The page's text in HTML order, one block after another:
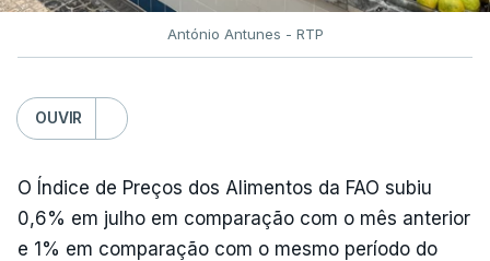
António Antunes - RTP
OUVIR
O Índice de Preços dos Alimentos da FAO subiu
0,6% em julho em comparação com o mês anterior
e 1% em comparação com o mesmo período do